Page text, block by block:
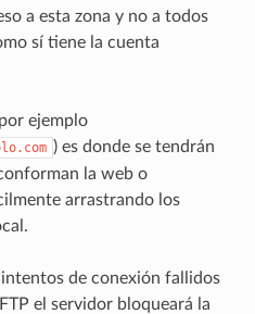
a esta zona y no a todos
sí tiene la cuenta
ejemplo
) es donde se tendrán
la web o
arrastrando los
intentos de conexión fallidos
el servidor bloqueará la